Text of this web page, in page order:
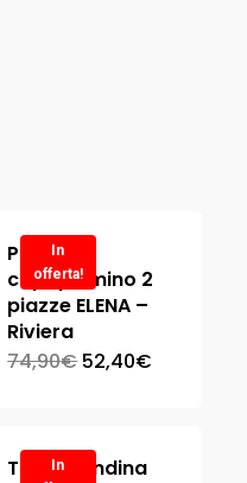
In
offerta!
Parure
copripiumino 2
piazze ELENA –
Riviera
74,90€ 52,40€
In
Taglio tendina